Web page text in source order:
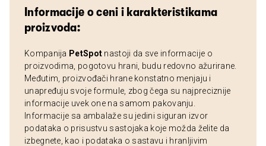
Informacije o ceni i karakteristikama
proizvoda:
Kompanija PetSpot nastoji da sve informacije o
proizvodima, pogotovu hrani, budu redovno ažurirane.
Međutim, proizvođači hrane konstatno menjaju i
unapređuju svoje formule, zbog čega su najpreciznije
informacije uvek one na samom pakovanju.
Informacije sa ambalaže su jedini siguran izvor
podataka o prisustvu sastojaka koje možda želite da
izbegnete, kao i podataka o sastavu i hranljivim